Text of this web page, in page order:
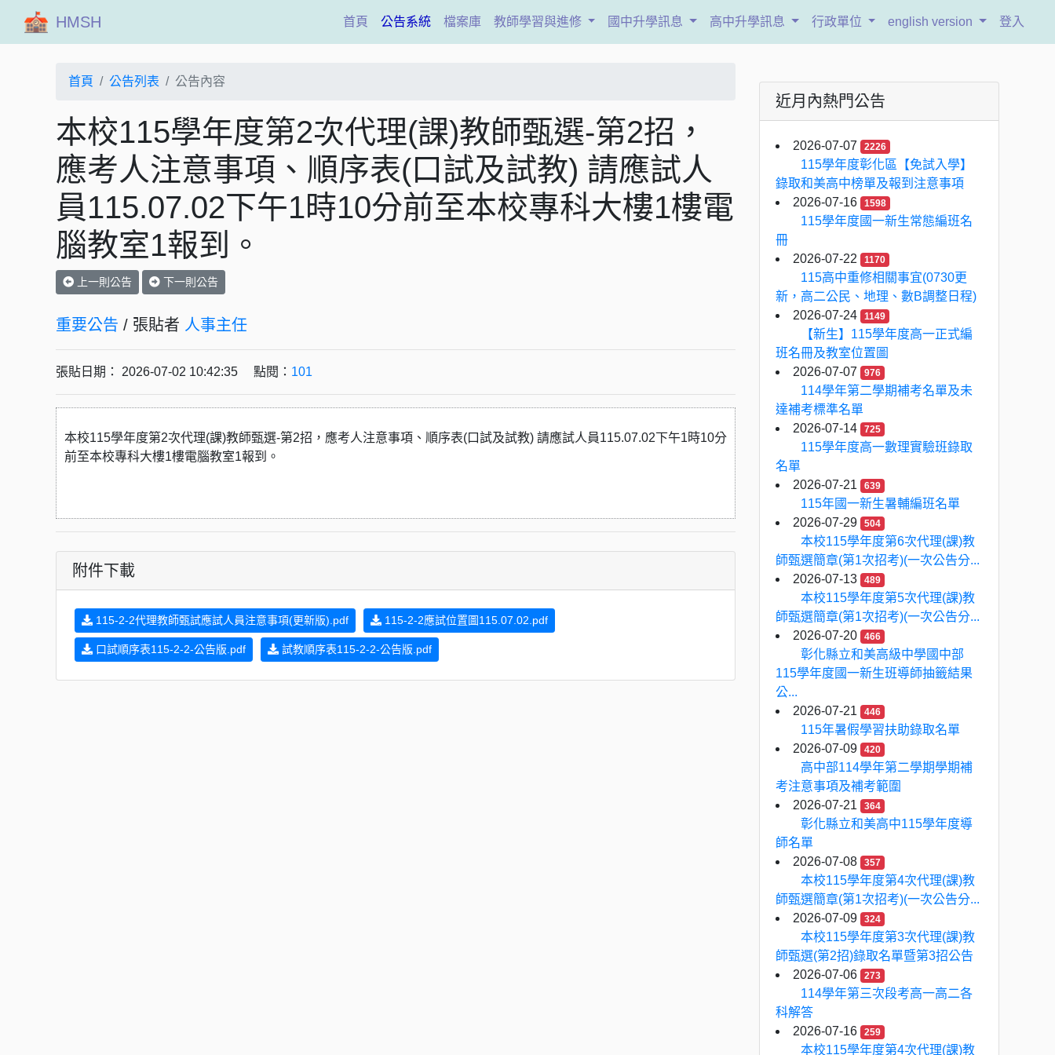
HMSH 首頁(current)
公告系統 檔案庫 教師學習與進修 國中升學訊息 高中升學訊息 行政單位 english version 登入
首頁 公告列表 公告內容
本校115學年度第2次代理(課)教師甄選-第2招，
應考人注意事項、順序表(口試及試教) 請應試人
員115.07.02下午1時10分前至本校專科大樓1樓電
腦教室1報到。
上一則公告 下一則公告
重要公告 / 張貼者 人事主任
張貼日期： 2026-07-02 10:42:35 點閱： 101
本校115學年度第2次代理(課)教師甄選-第2招， 應考人注意事項、順序表(口試及試教) 請應試人員115.07.02下午1時10分
前至本校專科大樓1樓電腦教室1報到。
附件下載
115-2-2代理教師甄試應試人員注意事項(更新版).pdf 115-2-2應試位置圖115.07.02.pdf
口試順序表115-2-2-公告版.pdf 試教順序表115-2-2-公告版.pdf
近月內熱門公告
2026-07-07 2226
115學年度彰化區【免試入學】
錄取和美高中榜單及報到注意事項
2026-07-16
1598
115學年度國一新生常態編班名
冊
2026-07-22
1170
115高中重修相關事宜(0730更
新，高二公民、地理、數B調整日程)
2026-07-24
1149
【新生】115學年度高一正式編
班名冊及教室位置圖
2026-07-07
976
114學年第二學期補考名單及未
達補考標準名單
2026-07-14
725
115學年度高一數理實驗班錄取
名單
2026-07-21
639
115年國一新生暑輔編班名單
2026-07-29
504
本校115學年度第6次代理(課)教
師甄選簡章(第1次招考)(一次公告分...
2026-07-13
489
本校115學年度第5次代理(課)教
師甄選簡章(第1次招考)(一次公告分...
2026-07-20
466
彰化縣立和美高級中學國中部
115學年度國一新生班導師抽籤結果
公...
2026-07-21
446
115年暑假學習扶助錄取名單
2026-07-09
420
高中部114學年第二學期學期補
考注意事項及補考範圍
2026-07-21
364
彰化縣立和美高中115學年度導
師名單
2026-07-08
357
本校115學年度第4次代理(課)教
師甄選簡章(第1次招考)(一次公告分...
2026-07-09
324
本校115學年度第3次代理(課)教
師甄選(第2招)錄取名單暨第3招公告
2026-07-06
273
114學年第三次段考高一高二各
科解答
2026-07-16
259
本校115學年度第4次代理(課)教